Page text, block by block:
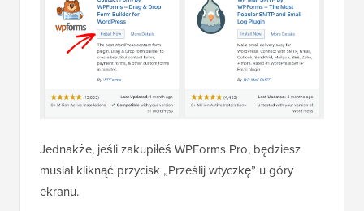
Jednakże, jeśli zakupiłeś WPForms Pro, będziesz
musiał kliknąć przycisk „Prześlij wtyczkę” u góry
ekranu.